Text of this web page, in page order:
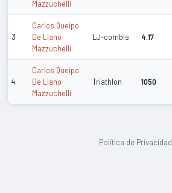
Mazzuchelli
3
Carlos Queipo
De Llano
Mazzuchelli
LJ-combis 4.17
4
Carlos Queipo
De Llano
Mazzuchelli
Triathlon 1050
Política de Privacidad